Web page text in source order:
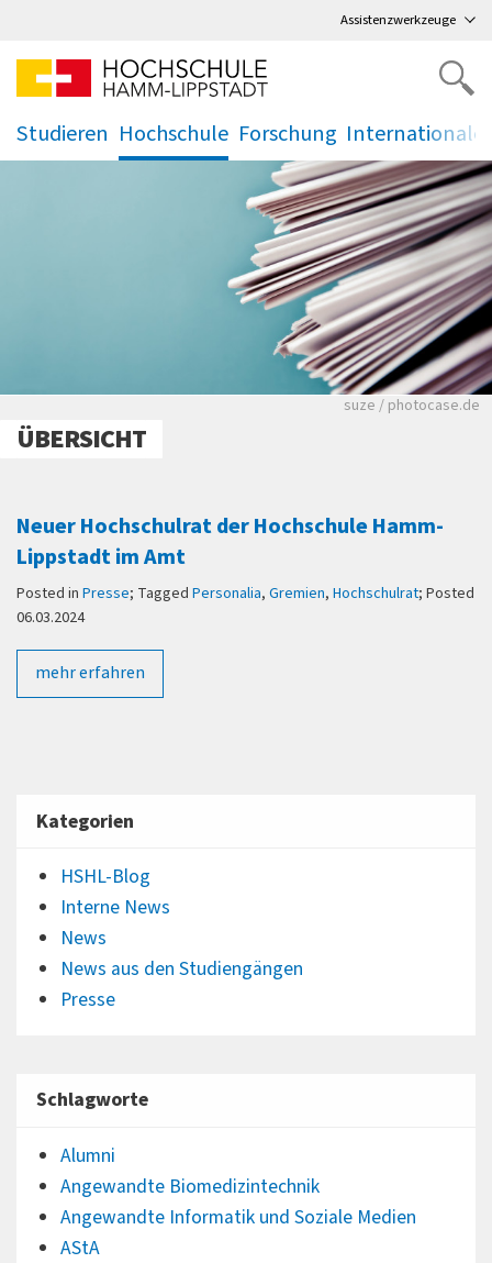
Assistenzwerkzeuge
Studieren
.
Hochschule
.
Forschung
. .
Viele Zeitungen.
suze / photocase.de
ÜBERSICHT
Neuer Hochschulrat der Hochschule Hamm-
Lippstadt im Amt
Posted in Presse; Tagged Personalia, Gremien, Hochschulrat; Posted
06.03.2024
mehr erfahren
Kategorien
HSHL-Blog
Interne News
News
News aus den Studiengängen
Presse
Schlagworte
Alumni
Angewandte Biomedizintechnik
Angewandte Informatik und Soziale Medien
AStA